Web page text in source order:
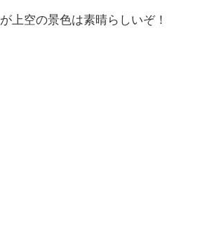
上空の景色は素晴らしいぞ！